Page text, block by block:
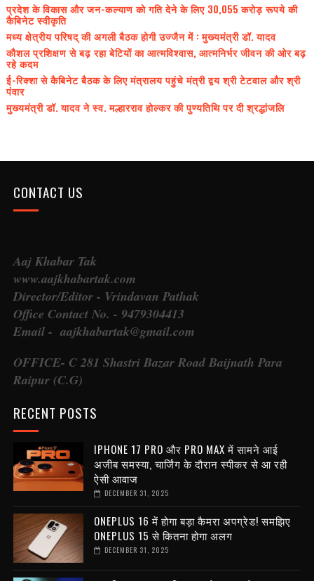
प्रदेश के विकास और जन-कल्याण को गति देने के लिए 30,055 करोड़ रूपये की
कैबिनेट स्वीकृति
मध्य क्षेत्रीय परिषद् की अगली बैठक होगी उज्जैन में : मुख्यमंत्री डॉ. यादव
कौशल प्रशिक्षण से बढ़ रहा बेटियों का आत्मविश्वास, आत्मनिर्भर जीवन की ओर बढ़
रहे कदम
ई-रिक्शा से कैबिनेट बैठक के लिए मंत्रालय पहुंचे मंत्री द्वय श्री टेटवाल और श्री
पंवार
मुख्यमंत्री डॉ. यादव ने स्व. मल्हारराव होल्कर की पुण्यतिथि पर दी श्रद्धांजलि
CONTACT US
Aaj Khabar Tak
www.aajkhabartak.com
Director/Editor - Vrindavan Pathak
Office Contact No. - 9479304413
Email - aajkhabartak@gmail.com
OFFICE- C 281 Shastri Bazar Road Baijnath Para
Raipur (C.G)
RECENT POSTS
IPHONE 17 PRO और PRO MAX में सामने आई
अजीब समस्या, चार्जिंग के दौरान स्पीकर से आ रही
ऐसी आवाज
DECEMBER 31, 2025
ONEPLUS 16 में होगा बड़ा कैमरा अपग्रेड! समझिए
ONEPLUS 15 से कितना होगा अलग
DECEMBER 31, 2025